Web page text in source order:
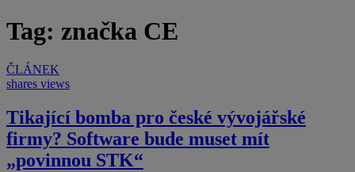
Tag: značka CE
ČLÁNEK
shares views
Tikající bomba pro české vývojářské
firmy? Software bude muset mít
„povinnou STK“